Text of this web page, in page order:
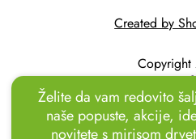
Uživajte u odmoru u vrtu!
Created by
rights
Želite da vam redovito
naše popuste, akcije,
novitete s mirisom